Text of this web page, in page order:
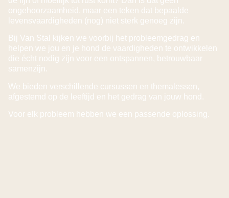
ongehoorzaamheid, maar een teken dat bepaalde
levensvaardigheden (nog) niet sterk genoeg zijn.
Bij Van Stal kijken we voorbij het probleemgedrag en
helpen we jou en je hond de vaardigheden te ontwikkelen
die écht nodig zijn voor een ontspannen, betrouwbaar
samenzijn.
We bieden verschillende cursussen en themalessen,
afgestemd op de leeftijd en het gedrag van jouw hond.
Voor elk probleem hebben we een passende oplossing.